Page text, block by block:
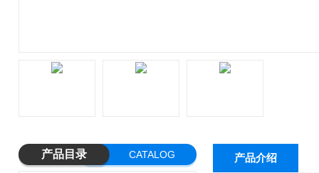
产品目录 CATALOG 产品介绍